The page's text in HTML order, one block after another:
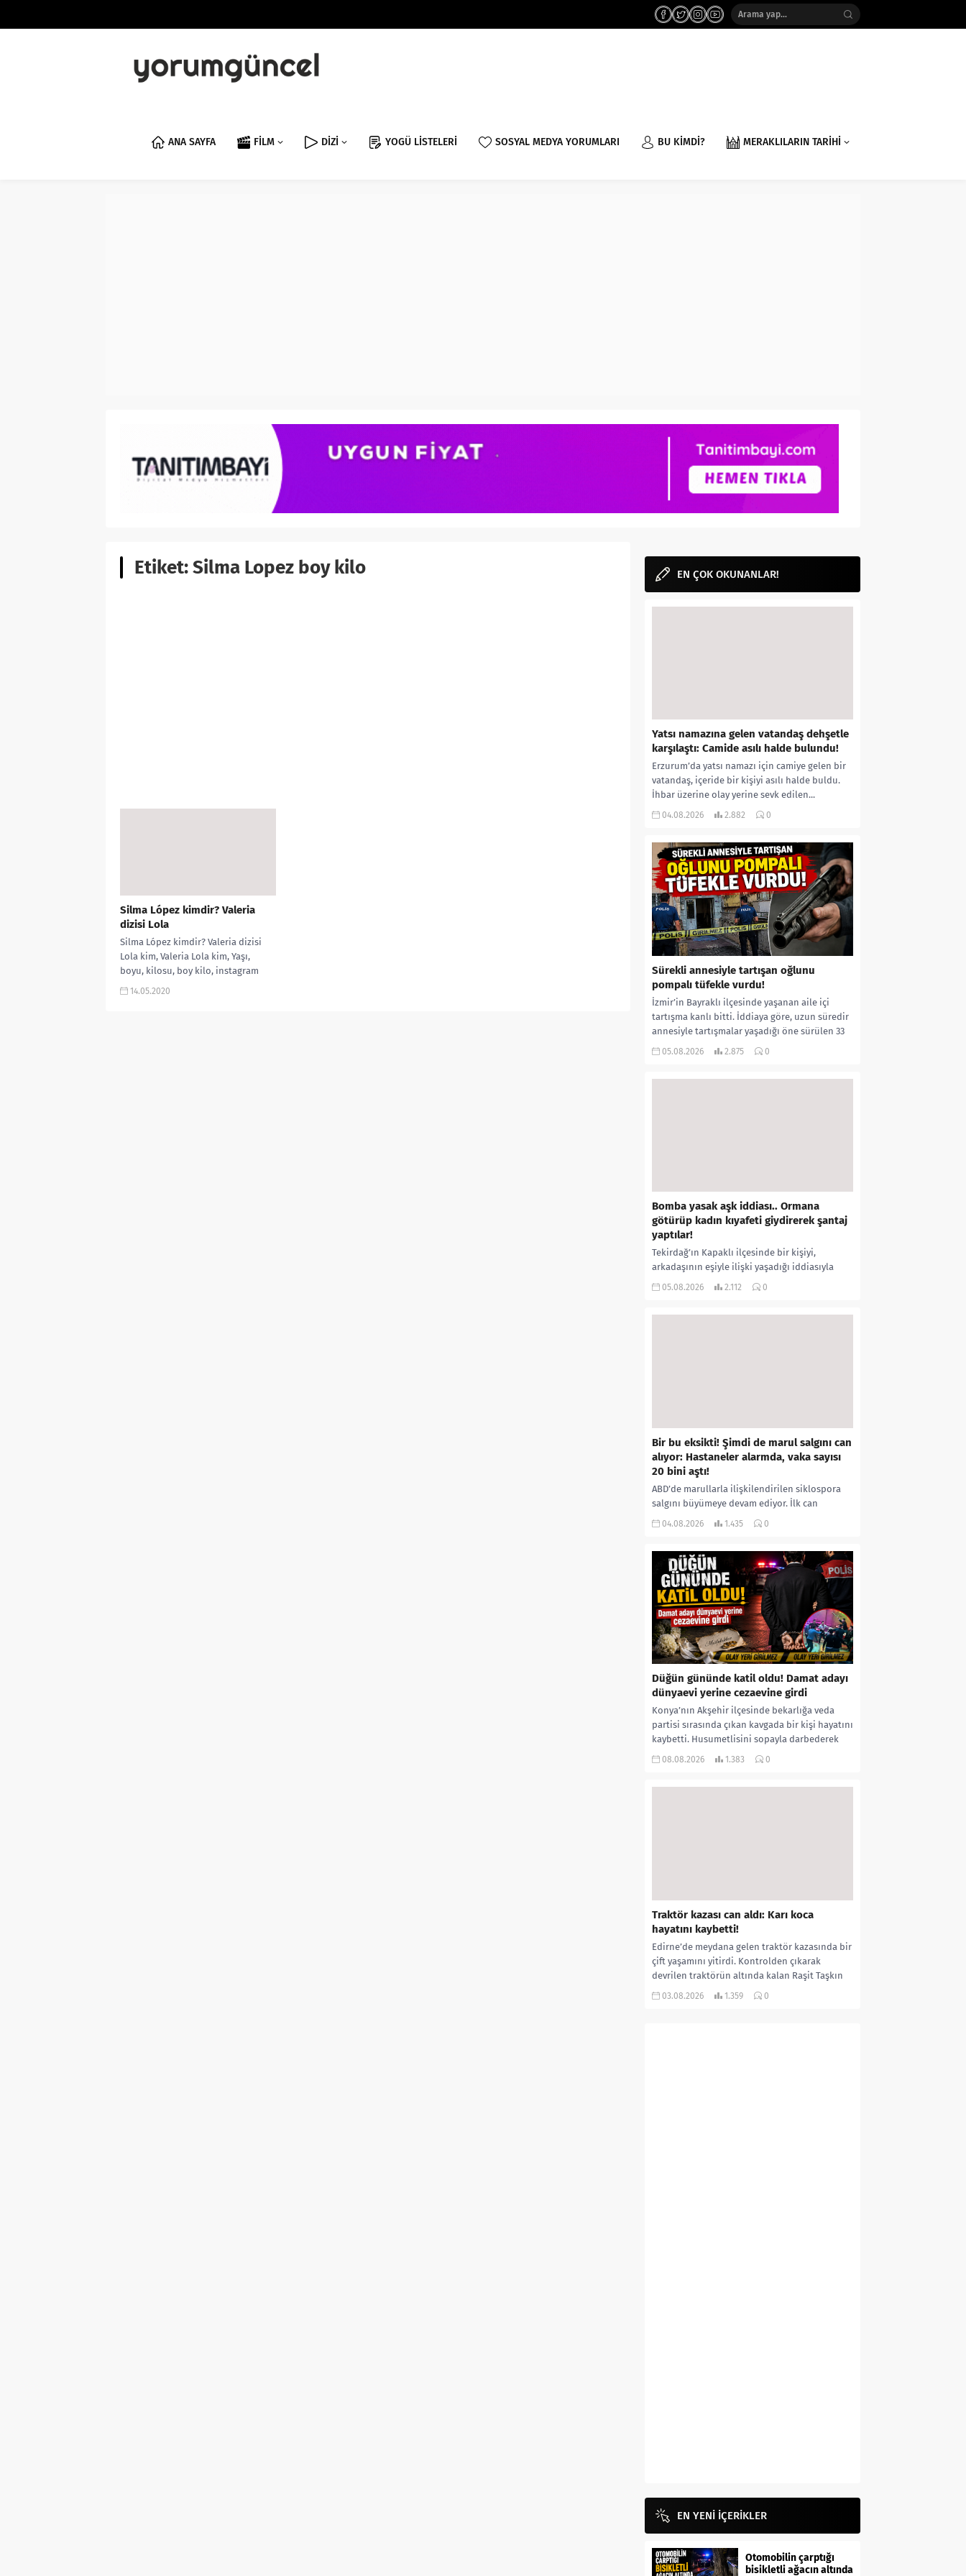
ANA SAYFA FİLM DİZİ YOGÜ LİSTELERİ SOSYAL MEDYA YORUMLARI BU KİMDİ? MERAKLILARIN TARİHİ
Etiket:Silma Lopez boy kilo
Silma López kimdir? Valeria
dizisi Lola
Silma López kimdir? Valeria dizisi
Lola kim, Valeria Lola kim, Yaşı,
boyu, kilosu, boy kilo, instagram
hesabı, oynadığı dizi ve...
14.05.2020
EN ÇOK OKUNANLAR!
Yatsı namazına gelen vatandaş dehşetle
karşılaştı: Camide asılı halde bulundu!
Erzurum’da yatsı namazı için camiye gelen bir
vatandaş, içeride bir kişiyi asılı halde buldu.
İhbar üzerine olay yerine sevk edilen...
04.08.2026 2.882 0
Sürekli annesiyle tartışan oğlunu
pompalı tüfekle vurdu!
İzmir’in Bayraklı ilçesinde yaşanan aile içi
tartışma kanlı bitti. İddiaya göre, uzun süredir
annesiyle tartışmalar yaşadığı öne sürülen 33
yaşındaki...
05.08.2026 2.875 0
Bomba yasak aşk iddiası.. Ormana
götürüp kadın kıyafeti giydirerek şantaj
yaptılar!
Tekirdağ’ın Kapaklı ilçesinde bir kişiyi,
arkadaşının eşiyle ilişki yaşadığı iddiasıyla
ormanlık alana götürerek zorla kadın
05.08.2026 2.112 0
Bir bu eksikti! Şimdi de marul salgını can
alıyor: Hastaneler alarmda, vaka sayısı
20 bini aştı!
ABD’de marullarla ilişkilendirilen siklospora
salgını büyümeye devam ediyor. İlk can
kayıplarının yaşandığı salgında vaka sayısının
04.08.2026 1.435 0
Düğün gününde katil oldu! Damat adayı
dünyaevi yerine cezaevine girdi
Konya’nın Akşehir ilçesinde bekarlığa veda
partisi sırasında çıkan kavgada bir kişi hayatını
kaybetti. Husumetlisini sopayla darbederek
ölümüne neden olduğu iddia...
08.08.2026 1.383 0
Traktör kazası can aldı: Karı koca
hayatını kaybetti!
Edirne’de meydana gelen traktör kazasında bir
çift yaşamını yitirdi. Kontrolden çıkarak
devrilen traktörün altında kalan Raşit Taşkın
ile eşi Fatma...
03.08.2026 1.359 0
EN YENİ İÇERİKLER
Otomobilin çarptığı
bisikletli ağacın altında